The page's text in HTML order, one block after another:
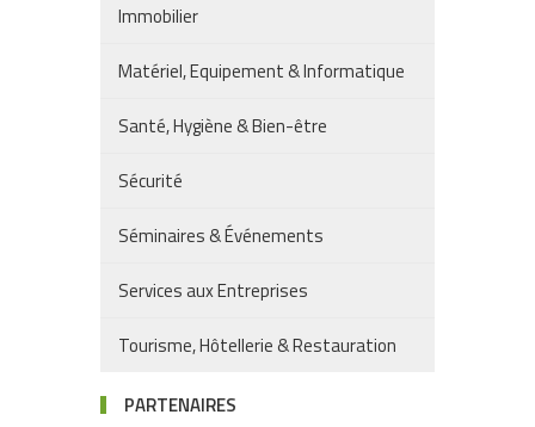
Immobilier
Matériel, Equipement & Informatique
Santé, Hygiène & Bien-être
Sécurité
Séminaires & Événements
Services aux Entreprises
Tourisme, Hôtellerie & Restauration
PARTENAIRES